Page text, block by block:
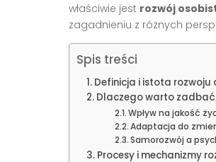
właściwie jest rozwój
zagadnieniu z różnych
Spis treści
Definicja i istota rozwoju
Dlaczego warto zadbać
Wpływ na jakość
Adaptacja do
Samorozwój a
Procesy i mechanizmy